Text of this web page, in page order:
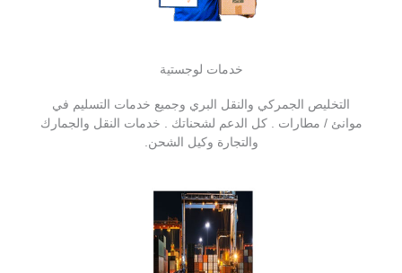
خدمات لوجستية
التخليص الجمركي والنقل البري وجميع خدمات التسليم في
موانئ / مطارات . كل الدعم لشحناتك . خدمات النقل والجمارك
والتجارة وكيل الشحن.